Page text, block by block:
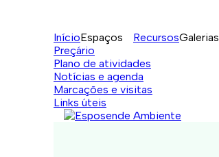
InícioEspaços RecursosGalerias
Preçário
Plano de atividades
Notícias e agenda
Marcações e visitas
Links úteis